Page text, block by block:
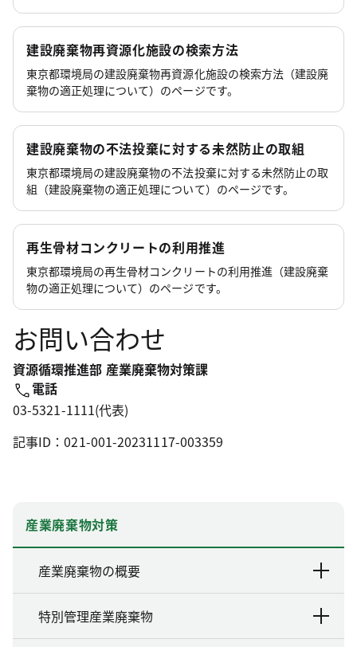
建設廃棄物再資源化施設の検索方法
東京都環境局の建設廃棄物再資源化施設の検索方法（建設廃
棄物の適正処理について）のページです。
建設廃棄物の不法投棄に対する未然防止の取組
東京都環境局の建設廃棄物の不法投棄に対する未然防止の取
組（建設廃棄物の適正処理について）のページです。
再生骨材コンクリートの利用推進
東京都環境局の再生骨材コンクリートの利用推進（建設廃棄
物の適正処理について）のページです。
お問い合わせ
資源循環推進部 産業廃棄物対策課
電話
03-5321-1111(代表)
記事ID：021-001-20231117-003359
産業廃棄物対策
産業廃棄物の概要
特別管理産業廃棄物